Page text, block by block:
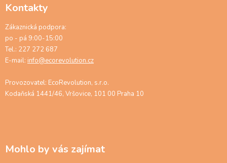
Kontakty
Zákaznická podpora:
po - pá 9:00-15:00
Tel.: 227 272 687
E-mail: info@ecorevolution.cz
Provozovatel: EcoRevolution, s.r.o.
Kodaňská 1441/46, Vršovice, 101 00 Praha 10
Mohlo by vás zajímat